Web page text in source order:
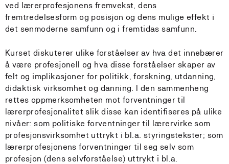
ved lærerprofesjonens fremvekst, dens
fremtredelsesform og posisjon og dens mulige effekt i
det senmoderne samfunn og i fremtidas samfunn.
Kurset diskuterer ulike forståelser av hva det innebærer
å være profesjonell og hva disse forståelser skaper av
felt og implikasjoner for politikk, forskning, utdanning,
didaktisk virksomhet og danning. I den sammenheng
rettes oppmerksomheten mot forventninger til
lærerprofesjonalitet slik disse kan identifiseres på ulike
nivåer: som politiske forventninger til lærervirke som
profesjonsvirksomhet uttrykt i bl.a. styringstekster; som
lærerprofesjonens forventninger til seg selv som
profesjon (dens selvforståelse) uttrykt i bl.a.